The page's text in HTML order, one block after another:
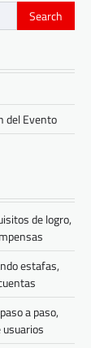
del Evento
de logro,
estafas,
a paso,
usuarios